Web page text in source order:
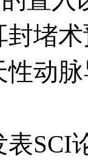
堵
性动
论